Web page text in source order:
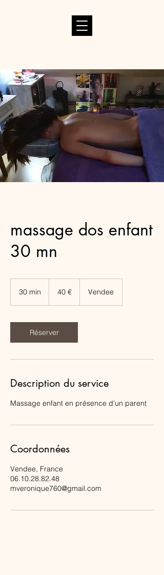
massage dos enfant
30 mn
30 min
i
n
40 € Vendee
Réserver
Description du service
Massage enfant en présence d'un parent
Coordonnées
Vendee, France
06.10.28.82.48
mveronique760@gmail.com